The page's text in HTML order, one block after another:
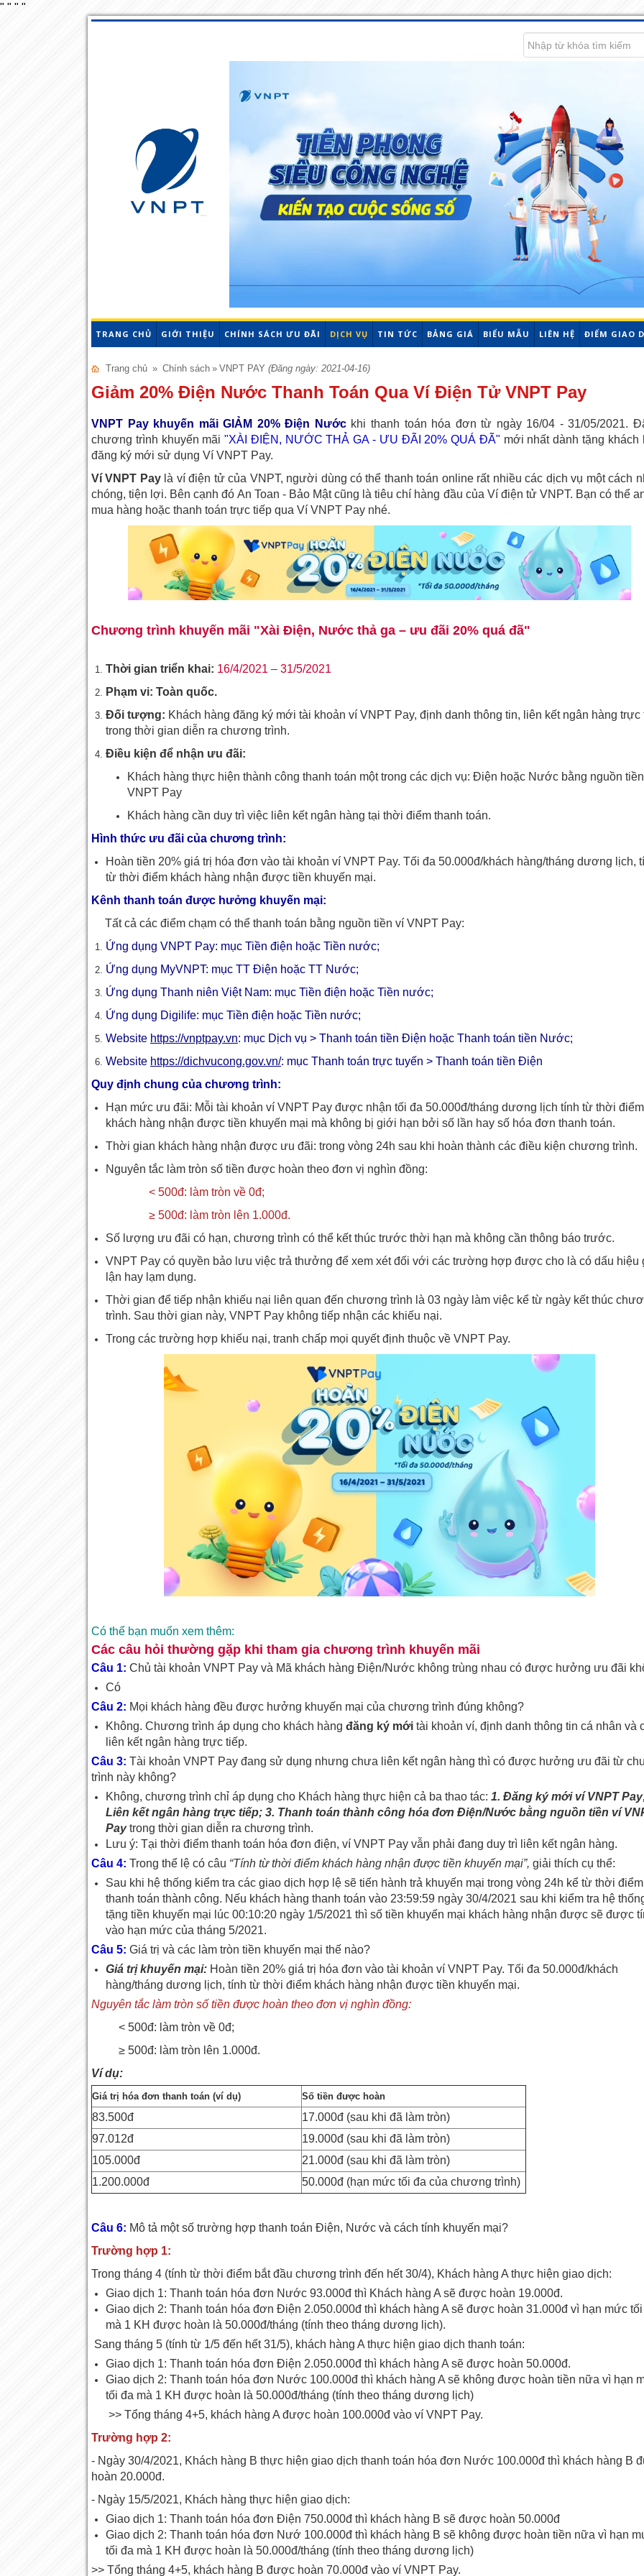
" " " "
TRANG CHỦ GIỚI THIỆU CHÍNH SÁCH ƯU ĐÃI DỊCH VỤ TIN TỨC BẢNG GIÁ BIỂU MẪU LIÊN HỆ ĐIỂM GIAO
Trang chủ » Chính sách » VNPT PAY (Đăng ngày: 2021-04-16)
Giảm 20% Điện Nước Thanh Toán Qua Ví Điện Tử VNPT Pay
VNPT Pay khuyến mãi GIẢM 20% Điện Nướckhi thanh toán hóa đơn từ ngày 16/04 - 31/05/2021.
chương trình khuyến mãi"XÀI ĐIỆN, NƯỚC THẢ GA - ƯU ĐÃI 20% QUÁ ĐÃ" mới nhất dành tặng khách
đăng ký mới sử dụng Ví VNPT Pay.
Ví VNPT Paylà ví điện tử của VNPT, người dùng có thể thanh toán online rất nhiều các dịch vụ một cách
chóng, tiện lợi. Bên cạnh đó An Toan - Bảo Mật cũng là tiêu chí hàng đầu của Ví điện tử VNPT. Bạn có thể
mua hàng hoặc thanh toán trực tiếp qua Ví VNPT Pay nhé.
Chương trình khuyến mãi "Xài Điện, Nước thả ga – ưu đãi 20% quá đã"
Thời gian triển khai: 16/4/2021 – 31/5/2021
Phạm vi: Toàn quốc.
Đối tượng: Khách hàng đăng ký mới tài khoản ví VNPT Pay, định danh thông tin, liên kết ngân hàng trực
trong thời gian diễn ra chương trình.
Điều kiện để nhận ưu đãi:
Khách hàng thực hiện thành công thanh toán một trong các dịch vụ: Điện hoặc Nước bằng nguồn
VNPT Pay
Khách hàng cần duy trì việc liên kết ngân hàng tại thời điểm thanh toán.
Hình thức ưu đãi của chương trình:
Hoàn tiền 20% giá trị hóa đơn vào tài khoản ví VNPT Pay. Tối đa 50.000đ/khách hàng/tháng dương lịch,
từ thời điểm khách hàng nhận được tiền khuyến mại.
Kênh thanh toán được hưởng khuyến mại:
Tất cả các điểm chạm có thể thanh toán bằng nguồn tiền ví VNPT Pay:
Ứng dụng VNPT Pay: mục Tiền điện hoặc Tiền nước;
Ứng dụng MyVNPT: mục TT Điện hoặc TT Nước;
Ứng dụng Thanh niên Việt Nam: mục Tiền điện hoặc Tiền nước;
Ứng dụng Digilife: mục Tiền điện hoặc Tiền nước;
Website https://vnptpay.vn: mục Dịch vụ > Thanh toán tiền Điện hoặc Thanh toán tiền Nước;
Website https://dichvucong.gov.vn/: mục Thanh toán trực tuyến > Thanh toán tiền Điện
Quy định chung của chương trình:
Hạn mức ưu đãi: Mỗi tài khoản ví VNPT Pay được nhận tối đa 50.000đ/tháng dương lịch tính từ thời điểm
khách hàng nhận được tiền khuyến mại mà không bị giới hạn bởi số lần hay số hóa đơn thanh toán.
Thời gian khách hàng nhận được ưu đãi: trong vòng 24h sau khi hoàn thành các điều kiện chương trình.
Nguyên tắc làm tròn số tiền được hoàn theo đơn vị nghìn đồng:
< 500đ: làm tròn về 0đ;
≥ 500đ: làm tròn lên 1.000đ.
Số lượng ưu đãi có hạn, chương trình có thể kết thúc trước thời hạn mà không cần thông báo trước.
VNPT Pay có quyền bảo lưu việc trả thưởng để xem xét đối với các trường hợp được cho là có dấu hiệu
lận hay lạm dụng.
Thời gian để tiếp nhận khiếu nại liên quan đến chương trình là 03 ngày làm việc kể từ ngày kết thúc
trình. Sau thời gian này, VNPT Pay không tiếp nhận các khiếu nại.
Trong các trường hợp khiếu nại, tranh chấp mọi quyết định thuộc về VNPT Pay.
Có thể bạn muốn xem thêm:
Các câu hỏi thường gặp khi tham gia chương trình khuyến mãi
Câu 1: Chủ tài khoản VNPT Pay và Mã khách hàng Điện/Nước không trùng nhau có được hưởng ưu đãi
Có
Câu 2: Mọi khách hàng đều được hưởng khuyến mại của chương trình đúng không?
Không. Chương trình áp dụng cho khách hàng đăng ký mới tài khoản ví, định danh thông tin cá nhân và
liên kết ngân hàng trực tiếp.
Câu 3: Tài khoản VNPT Pay đang sử dụng nhưng chưa liên kết ngân hàng thì có được hưởng ưu đãi từ
trình này không?
Không, chương trình chỉ áp dụng cho Khách hàng thực hiện cả ba thao tác: 1. Đăng ký mới ví VNPT
Liên kết ngân hàng trực tiếp; 3. Thanh toán thành công hóa đơn Điện/Nước bằng nguồn tiền ví
Paytrong thời gian diễn ra chương trình.
Lưu ý: Tại thời điểm thanh toán hóa đơn điện, ví VNPT Pay vẫn phải đang duy trì liên kết ngân hàng.
Câu 4: Trong thể lệ có câu “Tính từ thời điểm khách hàng nhận được tiền khuyến mại”, giải thích cụ thể:
Sau khi hệ thống kiểm tra các giao dịch hợp lệ sẽ tiến hành trả khuyến mại trong vòng 24h kể từ thời điểm
thanh toán thành công. Nếu khách hàng thanh toán vào 23:59:59 ngày 30/4/2021 sau khi kiểm tra hệ
tặng tiền khuyến mại lúc 00:10:20 ngày 1/5/2021 thì số tiền khuyến mại khách hàng nhận được sẽ được
vào hạn mức của tháng 5/2021.
Câu 5: Giá trị và các làm tròn tiền khuyến mại thế nào?
Giá trị khuyến mại: Hoàn tiền 20% giá trị hóa đơn vào tài khoản ví VNPT Pay. Tối đa 50.000đ/khách
hàng/tháng dương lịch, tính từ thời điểm khách hàng nhận được tiền khuyến mại.
Nguyên tắc làm tròn số tiền được hoàn theo đơn vị nghìn đồng:
< 500đ: làm tròn về 0đ;
≥ 500đ: làm tròn lên 1.000đ.
Ví dụ:
Giá trị hóa đơn thanh toán (ví dụ) Số tiền được hoàn
83.500đ
17.000đ (sau khi đã làm tròn)
97.012đ
19.000đ (sau khi đã làm tròn)
105.000đ
21.000đ (sau khi đã làm tròn)
1.200.000đ
50.000đ (hạn mức tối đa của chương trình)
Câu 6: Mô tả một số trường hợp thanh toán Điện, Nước và cách tính khuyến mại?
Trường hợp 1:
Trong tháng 4 (tính từ thời điểm bắt đầu chương trình đến hết 30/4), Khách hàng A thực hiện giao dịch:
Giao dịch 1: Thanh toán hóa đơn Nước 93.000đ thì Khách hàng A sẽ được hoàn 19.000đ.
Giao dịch 2: Thanh toán hóa đơn Điện 2.050.000đ thì khách hàng A sẽ được hoàn 31.000đ vì hạn mức
mà 1 KH được hoàn là 50.000đ/tháng (tính theo tháng dương lịch).
Sang tháng 5 (tính từ 1/5 đến hết 31/5), khách hàng A thực hiện giao dịch thanh toán:
Giao dịch 1: Thanh toán hóa đơn Điện 2.050.000đ thì khách hàng A sẽ được hoàn 50.000đ.
Giao dịch 2: Thanh toán hóa đơn Nước 100.000đ thì khách hàng A sẽ không được hoàn tiền nữa vì hạn
tối đa mà 1 KH được hoàn là 50.000đ/tháng (tính theo tháng dương lịch)
>> Tổng tháng 4+5, khách hàng A được hoàn 100.000đ vào ví VNPT Pay.
Trường hợp 2:
- Ngày 30/4/2021, Khách hàng B thực hiện giao dịch thanh toán hóa đơn Nước 100.000đ thì khách hàng B
hoàn 20.000đ.
- Ngày 15/5/2021, Khách hàng thực hiện giao dịch:
Giao dịch 1: Thanh toán hóa đơn Điện 750.000đ thì khách hàng B sẽ được hoàn 50.000đ
Giao dịch 2: Thanh toán hóa đơn Nướ 100.000đ thì khách hàng B sẽ không được hoàn tiền nữa vì hạn
tối đa mà 1 KH được hoàn là 50.000đ/tháng (tính theo tháng dương lịch)
>> Tổng tháng 4+5, khách hàng B được hoàn 70.000đ vào ví VNPT Pay.